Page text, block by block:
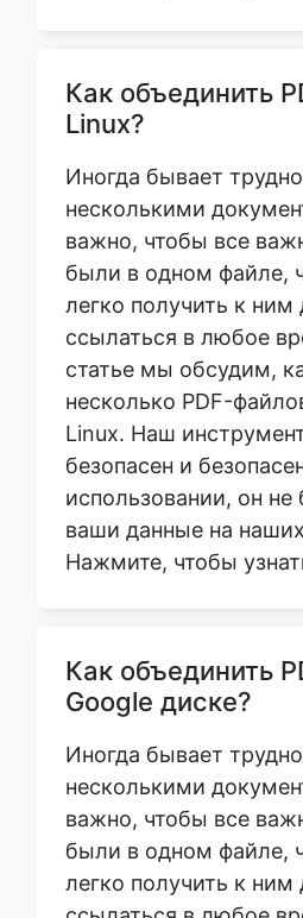
Как объединить
Linux?
Иногда бывает
несколькими
важно, чтобы все
были в одном файле,
легко получить к ним
ссылаться в любое
статье мы обсудим,
несколько PDF-
Linux. Наш
безопасен и
использовании, он не
ваши данные на наших
Нажмите, чтобы
Как объединить
Google диске?
Иногда бывает
несколькими
важно, чтобы все
были в одном файле,
легко получить к ним
ссылаться в любое